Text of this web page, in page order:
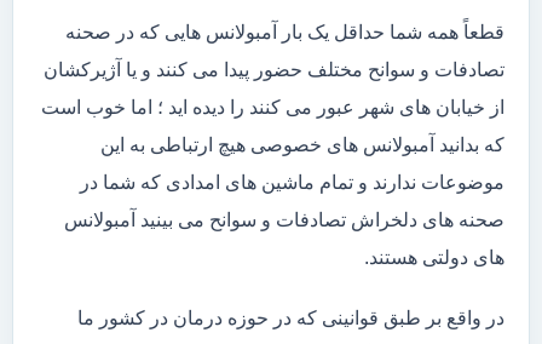
قطعاً همه شما حداقل یک بار آمبولانس هایی که در صحنه
تصادفات و سوانح مختلف حضور پیدا می کنند و یا آژیرکشان
از خیابان های شهر عبور می کنند را دیده اید ؛ اما خوب است
که بدانید آمبولانس های خصوصی هیچ ارتباطی به این
موضوعات ندارند و تمام ماشین های امدادی که شما در
صحنه های دلخراش تصادفات و سوانح می بینید آمبولانس
های دولتی هستند.
در واقع بر طبق قوانینی که در حوزه درمان در کشور ما